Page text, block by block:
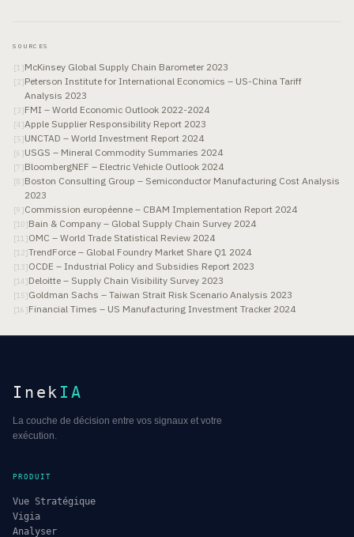
SOURCES
[1 ]McKinsey Global Supply Chain Barometer 2023
[2]Peterson Institute for International Economics – US-China Tariff
Analysis 2023
[ 3]FMI – World Economic Outlook 2022-2024
[4 ]Apple Supplier Responsibility Report 2023
[5]UNCTAD – World Investment Report 2024
[6 ]USGS – Mineral Commodity Summaries 2024
[7 ]BloombergNEF – Electric Vehicle Outlook 2024
[8]Boston Consulting Group – Semiconductor Manufacturing Cost Analysis
2023
[9 ]Commission européenne – CBAM Implementation Report 2024
[10]Bain & Company – Global Supply Chain Survey 2024
[11 ]OMC – World Trade Statistical Review 2024
[12]TrendForce – Global Foundry Market Share Q1 2024
[13]OCDE – Industrial Policy and Subsidies Report 2023
[14 ]Deloitte – Supply Chain Visibility Survey 2023
[15]Goldman Sachs – Taiwan Strait Risk Scenario Analysis 2023
[16 ]Financial Times – US Manufacturing Investment Tracker 2024
Inek IA
La couche de décision entre vos signaux et votre
exécution.
PRODUIT
Vue Stratégique
Vigia
Analyser